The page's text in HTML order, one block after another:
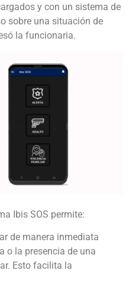
y con un sistema de
sobre una situación de
la funcionaria.
Ibis SOS permite:
de manera inmediata
o la presencia de una
Esto facilita la